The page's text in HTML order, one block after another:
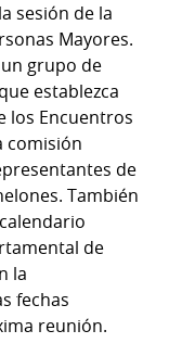
sesión de la
Mayores.
grupo de
establezca
los Encuentros
comisión
de
También
de
la
fechas
reunión.